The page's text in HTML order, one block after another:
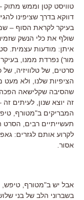
טוויסט קטן וממש מתוק
דווקא בדרך שציפינו
בעיקר לקראת הסוף –
שולף את כלי הנשק
איתן: מודעות עצמית.
מור) נפרדת ממנו,
סרטים, של טלוויזיה, של
הציפיות שלנו, ולא
שהסיבה שקלישאה הפכה
זה יוצא שנון, לעיתים
המבריקים ב"מטורף,
תעשייתיים רבים, הסרט
לקרוע אותם לגזרים:
אסור.
אבל יש ב"מטורף,
בשברוני הלב של בני